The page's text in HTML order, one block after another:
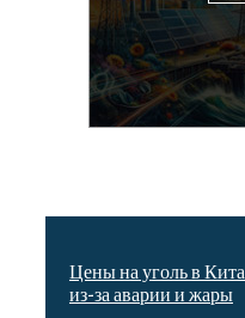
Цены на уголь в
из-за аварии и жары